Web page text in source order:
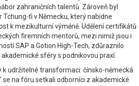
zahraničních talentů. Zároveň byl
ťi v Německu, který nabídne
k mezikulturní výměně. Udělení certifikátů
firemních mentorů, mezi nimiž jsou i
SAP a Gotion High-Tech, zdůraznilo
sféry s podnikovou praxí.
k udržitelné transformaci: čínsko-německá
se na fóru setkali odborníci z akademické